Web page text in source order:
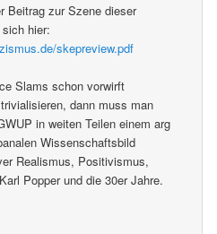
Beitrag zur Szene dieser
sich hier:
skepreview.pdf
Slams schon vorwirft
dann muss man
in weiten Teilen einem arg
Wissenschaftsbild
Realismus, Positivismus,
Popper und die 30er Jahre.